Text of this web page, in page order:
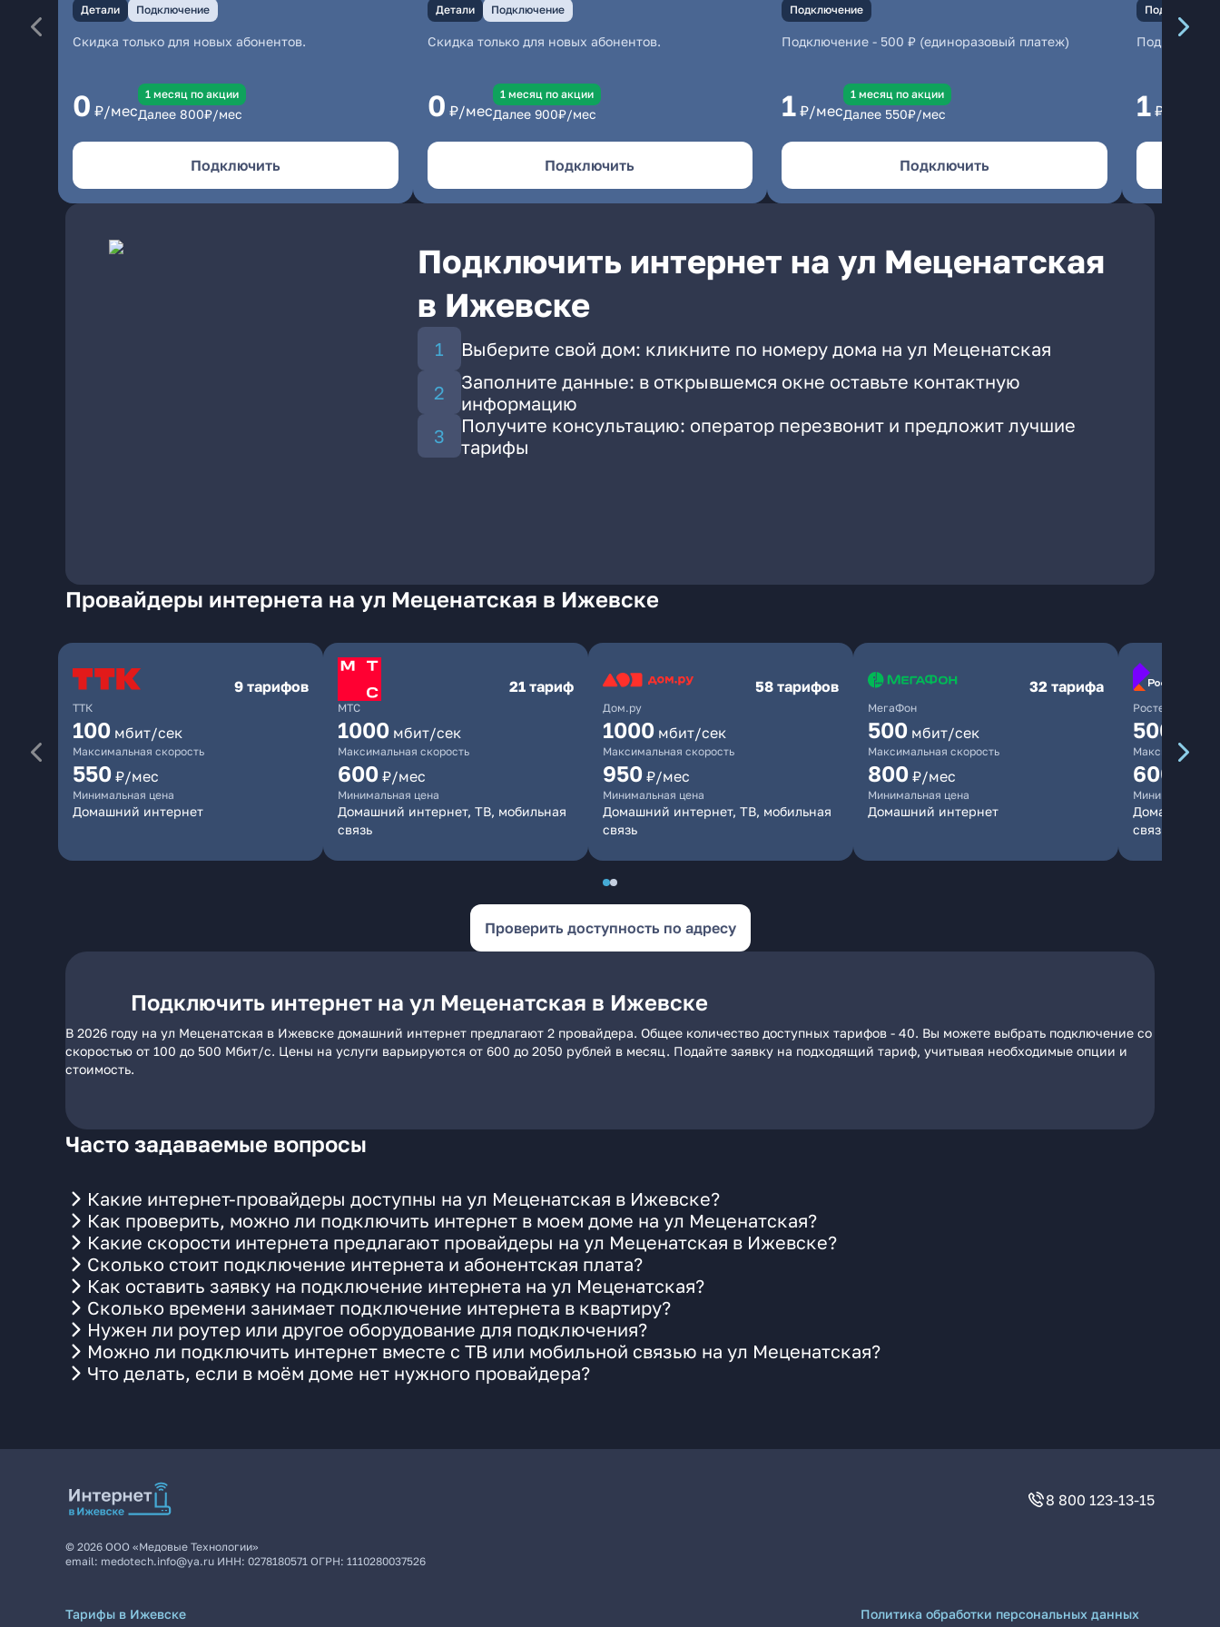
Детали Подключение
Скидка только для новых абонентов.
0 ₽/мес
1 месяц по акции
Далее 800₽/мес
Подключить
Детали Подключение
Скидка только для новых абонентов.
0 ₽/мес
1 месяц по акции
Далее 900₽/мес
Подключить
Подключение
Подключение - 500 ₽ (единоразовый платеж)
1 ₽/мес
1 месяц по акции
Далее 550₽/мес
Подключить
Подключение
1 ₽/мес
Подключить интернет на ул Меценатская
в Ижевске
Выберите свой дом: кликните по номеру дома на ул Меценатская
Заполните данные: в открывшемся окне оставьте контактную
информацию
Получите консультацию: оператор перезвонит и предложит лучшие
тарифы
Провайдеры интернета на ул Меценатская в Ижевске
ТТК
9 тарифов
100 мбит/сек
Максимальная скорость
550 ₽/мес
Минимальная цена
Домашний интернет
МТС
21 тариф
1000 мбит/сек
Максимальная скорость
600 ₽/мес
Минимальная цена
Домашний интернет, ТВ, мобильная
связь
Дом.ру
58 тарифов
1000 мбит/сек
Максимальная скорость
950 ₽/мес
Минимальная цена
Домашний интернет, ТВ, мобильная
связь
МегаФон
32 тарифа
500 мбит/сек
Максимальная скорость
800 ₽/мес
Минимальная цена
Домашний интернет
Ростелеком
500
Максимальная
600
Минимальная
Домашний
связь
Проверить доступность по адресу
Подключить интернет на ул Меценатская в Ижевске
В 2026 году на ул Меценатская в Ижевске домашний интернет предлагают 2 провайдера. Общее количество доступных тарифов - 40. Вы можете выбрать подключение со
скоростью от 100 до 500 Мбит/с. Цены на услуги варьируются от 600 до 2050 рублей в месяц. Подайте заявку на подходящий тариф, учитывая необходимые опции и
стоимость.
Часто задаваемые вопросы
Какие интернет-провайдеры доступны на ул Меценатская в Ижевске?
Как проверить, можно ли подключить интернет в моем доме на ул Меценатская?
Какие скорости интернета предлагают провайдеры на ул Меценатская в Ижевске?
Сколько стоит подключение интернета и абонентская плата?
Как оставить заявку на подключение интернета на ул Меценатская?
Сколько времени занимает подключение интернета в квартиру?
Нужен ли роутер или другое оборудование для подключения?
Можно ли подключить интернет вместе с ТВ или мобильной связью на ул Меценатская?
Что делать, если в моём доме нет нужного провайдера?
8 800 123-13-15
© 2026 ООО «Медовые Технологии»
email: medotech.info@ya.ru ИНН: 0278180571 ОГРН: 1110280037526
Тарифы в Ижевске
Политика обработки персональных данных